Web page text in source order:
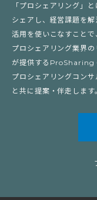
「プロシェアリング」
シェアし、経営課題を
活用を使いこなすことで
プロシェアリング業界
が提供するProSharing
プロシェアリングコン
と共に提案・伴走します